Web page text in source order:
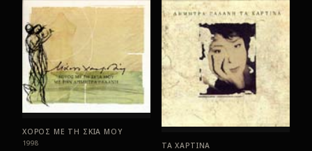
ΧΟΡΟΣ ΜΕ ΤΗ ΣΚΙΑ ΜΟΥ
1998 ΤΑ ΧΑΡΤΙΝΑ